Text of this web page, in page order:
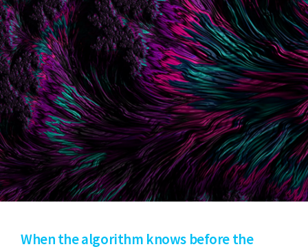
When the algorithm knows before the